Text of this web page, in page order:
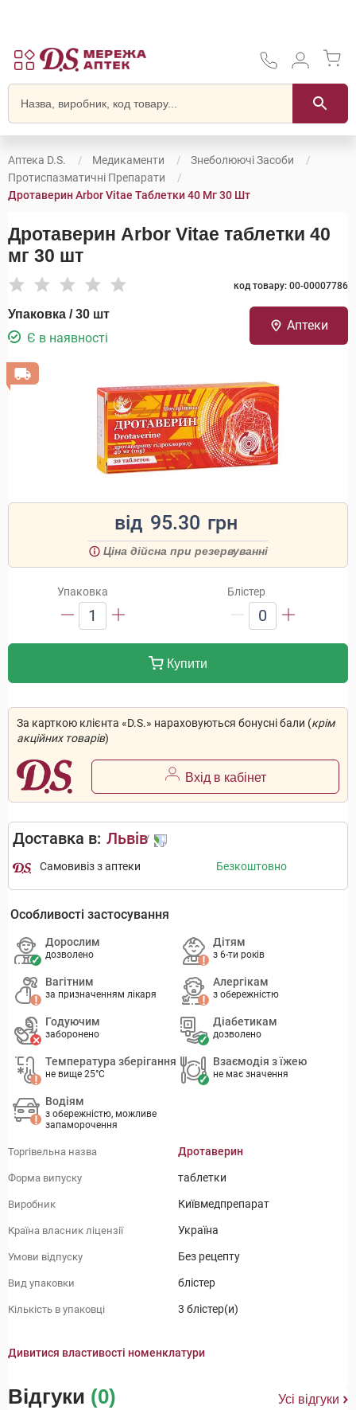
Аптека D.S. Медикаменти
Знеболюючі Засоби
Протиспазматичні Препарати
Дротаверин Arbor Vitae Таблетки 40 Мг 30 Шт
Дротаверин Arbor Vitae таблетки 40
мг 30 шт
код товару: 00-00007786
Упаковка / 30 шт
Є в наявності
Аптеки
від 95.30 грн
Ціна дійсна при резервуванні
Упаковка
1
Блістер
0
Купити
За карткою клієнта «D.S.» нараховуються бонусні бали (крім
акційних товарів)
Вхід в кабінет
Доставка в: Львів
Самовивіз з аптеки Безкоштовно
Особливості застосування
Дорослим
дозволено
Дітям
з 6-ти років
Вагітним
за призначенням лікаря
Алергікам
з обережністю
Годуючим
заборонено
Діабетикам
дозволено
Температура зберігання
не вище 25°C
Взаємодія з їжею
не має значення
Водіям
з обережністю, можливе
запаморочення
Торгівельна назва Дротаверин
Форма випуску таблетки
Виробник Київмедпрепарат
Країна власник ліцензії Україна
Умови відпуску Без рецепту
Вид упаковки блістер
Кількість в упаковці 3 блістер(и)
Дивитися властивості номенклатури
Відгуки (0) Усі відгуки